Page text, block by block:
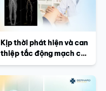
Kịp thời phát hiện và can
thiệp tắc động mạch chi
dưới, nam bệnh nhân 59
tuổi may mắn tránh được
tình trạng cắt cụt chân